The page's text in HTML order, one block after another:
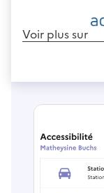
Voir plus sur